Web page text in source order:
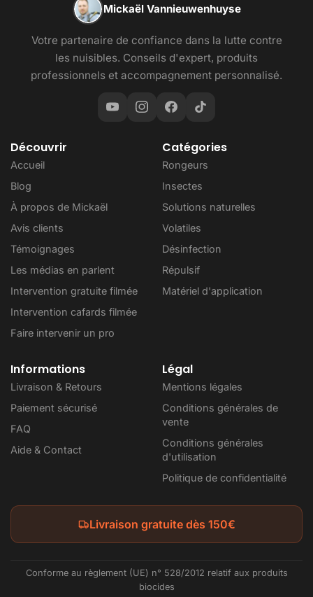
Mickaël Vannieuwenhuyse
Votre partenaire de confiance dans la lutte contre
les nuisibles. Conseils d'expert, produits
professionnels et accompagnement personnalisé.
Découvrir
Accueil
Blog
À propos de Mickaël
Avis clients
Témoignages
Les médias en parlent
Intervention gratuite filmée
Intervention cafards filmée
Faire intervenir un pro
Catégories
Rongeurs
Insectes
Solutions naturelles
Volatiles
Désinfection
Répulsif
Matériel d'application
Informations
Livraison & Retours
Paiement sécurisé
FAQ
Aide & Contact
Légal
Mentions légales
Conditions générales de
vente
Conditions générales
d'utilisation
Politique de confidentialité
Livraison gratuite dès 150€
Conforme au règlement (UE) n° 528/2012 relatif aux produits
biocides